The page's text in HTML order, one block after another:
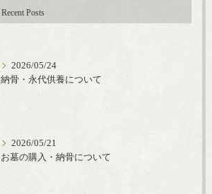
Recent Posts
2026/05/24
納骨・永代供養について
2026/05/21
お墓の購入・納骨について